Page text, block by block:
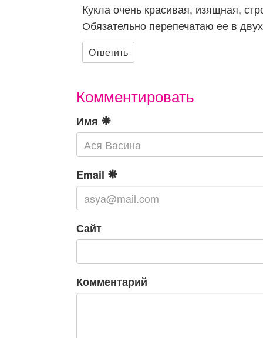
Кукла очень красивая, изящная,
Обязательно перепечатаю ее в
Ответить
Комментировать
Имя
Email
Сайт
Комментарий